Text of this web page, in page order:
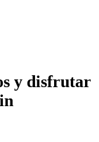
y disfrutar